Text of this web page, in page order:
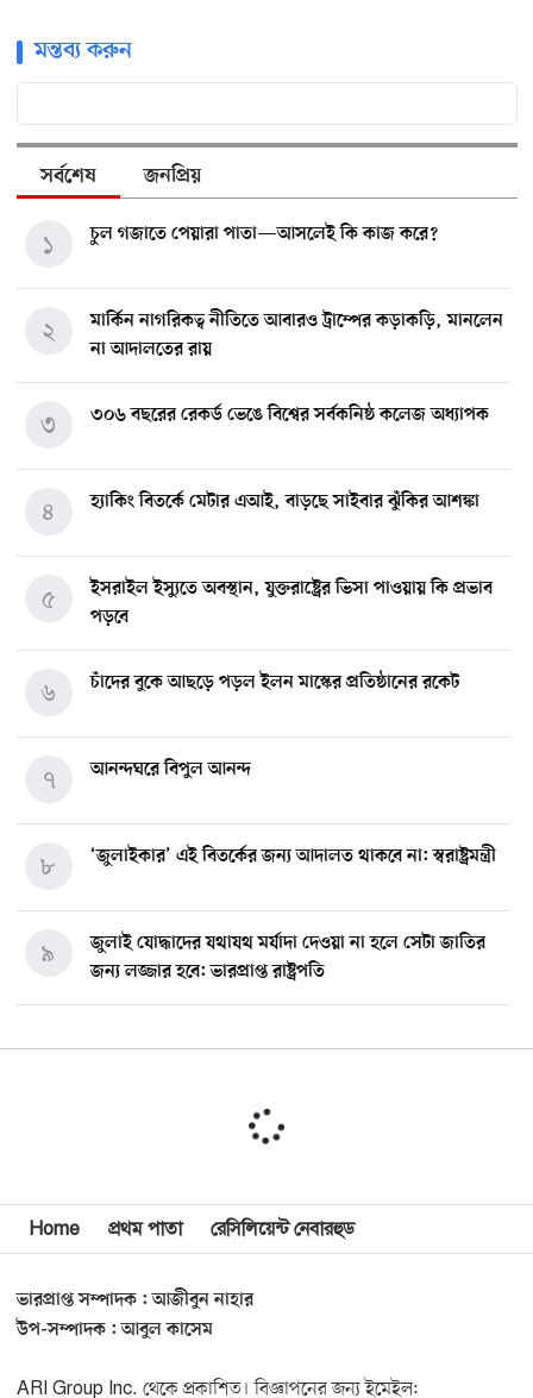
মন্তব্য করুন
সর্বশেষ জনপ্রিয়
চুল গজাতে পেয়ারা পাতা—আসলেই কি কাজ করে?
১
মার্কিন নাগরিকত্ব নীতিতে আবারও ট্রাম্পের কড়াকড়ি, মানলেন
না আদালতের রায়
২
৩০৬ বছরের রেকর্ড ভেঙে বিশ্বের সর্বকনিষ্ঠ কলেজ অধ্যাপক
৩
হ্যাকিং বিতর্কে মেটার এআই, বাড়ছে সাইবার ঝুঁকির আশঙ্কা
৪
ইসরাইল ইস্যুতে অবস্থান, যুক্তরাষ্ট্রের ভিসা পাওয়ায় কি প্রভাব
পড়বে
৫
চাঁদের বুকে আছড়ে পড়ল ইলন মাস্কের প্রতিষ্ঠানের রকেট
৬
আনন্দঘরে বিপুল আনন্দ
৭
‘জুলাইকার’ এই বিতর্কের জন্য আদালত থাকবে না: স্বরাষ্ট্রমন্ত্রী
৮
জুলাই যোদ্ধাদের যথাযথ মর্যাদা দেওয়া না হলে সেটা জাতির
জন্য লজ্জার হবে: ভারপ্রাপ্ত রাষ্ট্রপতি
৯
১০
মিশিগানে দক্ষিণ সুরমা ওয়েলফেয়ার অ্যাসোসিয়েশনের
বিশ্বজুড়ে কূটনৈতিক পুনর্বিন্যাস, ৫ অঞ্চলে মিশন বন্ধ করছে
যুক্তরাষ্ট্র
১২
মিশিগানে ফ্রেন্ডস এন্ড ফ্যামিলির বনভোজনে প্রাণের উচ্ছ্বাস
১৩
Home প্রথম পাতা রেসিলিয়েন্ট নেবারহুড
ভারপ্রাপ্ত সম্পাদক : আজীবুন নাহার
উপ-সম্পাদক : আবুল কাসেম
ARI Group Inc. থেকে প্রকাশিত। বিজ্ঞাপনের জন্য ইমেইল: